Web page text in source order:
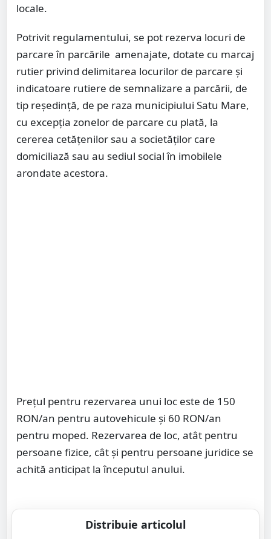
locale.
Potrivit regulamentului, se pot rezerva locuri de
parcare în parcările amenajate, dotate cu marcaj
rutier privind delimitarea locurilor de parcare şi
indicatoare rutiere de semnalizare a parcării, de
tip reşedinţă, de pe raza municipiului Satu Mare,
cu excepţia zonelor de parcare cu plată, la
cererea cetăţenilor sau a societăţilor care
domiciliază sau au sediul social în imobilele
arondate acestora.
Prețul pentru rezervarea unui loc este de 150
RON/an pentru autovehicule și 60 RON/an
pentru moped. Rezervarea de loc, atât pentru
persoane fizice, cât și pentru persoane juridice se
achită anticipat la începutul anului.
Distribuie articolul